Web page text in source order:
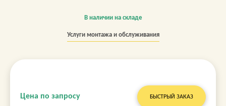
В наличии на складе
Услуги монтажа и обслуживания
Цена по запросу БЫСТРЫЙ ЗАКАЗ